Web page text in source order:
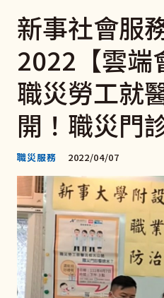
新事社會服
2022【雲端
職災勞工就
開！職災門
職災服務 2022/04/07